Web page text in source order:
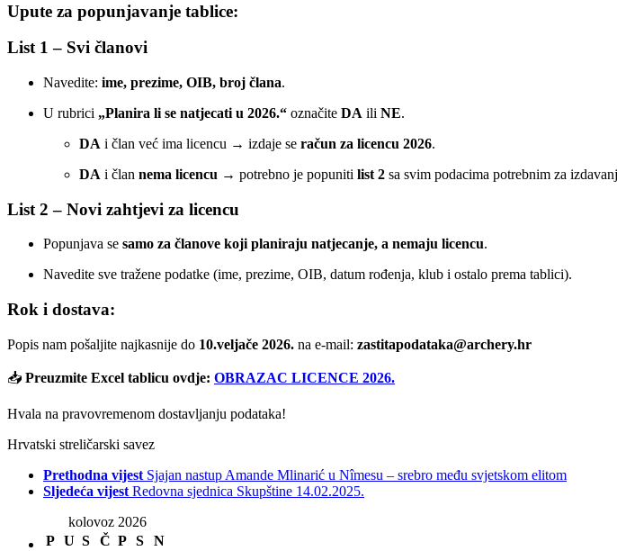
Upute za popunjavanje tablice:
List 1 – Svi članovi
Navedite: ime, prezime, OIB, broj člana.
U rubrici „Planira li se natjecati u 2026.“ označite DA ili NE.
DA i član već ima licencu → izdaje se račun za licencu 2026.
DA i član nema licencu → potrebno je popuniti list 2 sa svim podacima potrebnim za
List 2 – Novi zahtjevi za licencu
Popunjava se samo za članove koji planiraju natjecanje, a nemaju licencu.
Navedite sve tražene podatke (ime, prezime, OIB, datum rođenja, klub i ostalo prema tablici).
Rok i dostava:
Popis nam pošaljite najkasnije do 10.veljače 2026. na e-mail: zastitapodataka@archery.hr
📥 Preuzmite Excel tablicu ovdje: OBRAZAC LICENCE 2026.
Hvala na pravovremenom dostavljanju podataka!
Hrvatski streličarski savez
Prethodna vijest Sjajan nastup Amande Mlinarić u Nîmesu – srebro među svjetskom elitom
Sljedeća vijest Redovna sjednica Skupštine 14.02.2025.
kolovoz 2026
P U S Č P S
N